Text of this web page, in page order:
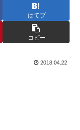
はてブ
コピー
2018.04.22